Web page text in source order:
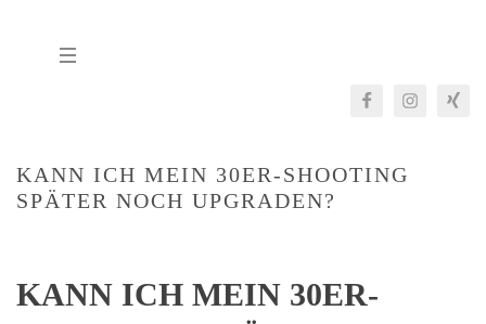
KANN ICH MEIN 30ER-SHOOTING
SPÄTER NOCH UPGRADEN?
KANN ICH MEIN 30ER-